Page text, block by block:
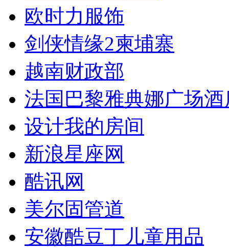
欧时力服饰
剑侠情缘2柬埔寨
越南财政部
法国巴黎雅典娜广场酒
设计我的房间
新浪星座网
酷讯网
美尔固管道
安徽酷豆丁儿童用品